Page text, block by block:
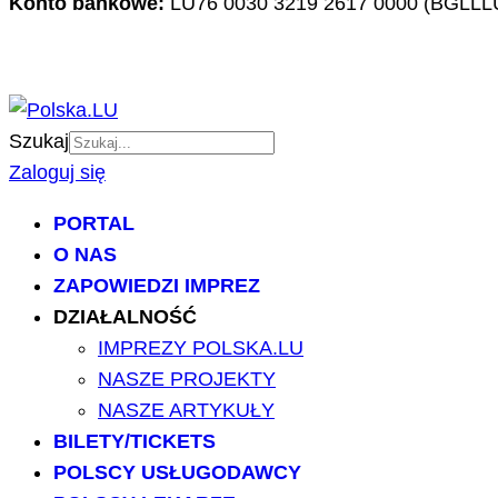
Szukaj
Zaloguj się
PORTAL
O NAS
ZAPOWIEDZI IMPREZ
DZIAŁALNOŚĆ
IMPREZY POLSKA.LU
NASZE PROJEKTY
NASZE ARTYKUŁY
BILETY/TICKETS
POLSCY USŁUGODAWCY